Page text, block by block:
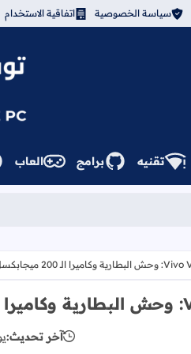
سياسة الخصوصية اتفاقية الاستخدام
تقنيه برامج العاب
آخر تحديث: